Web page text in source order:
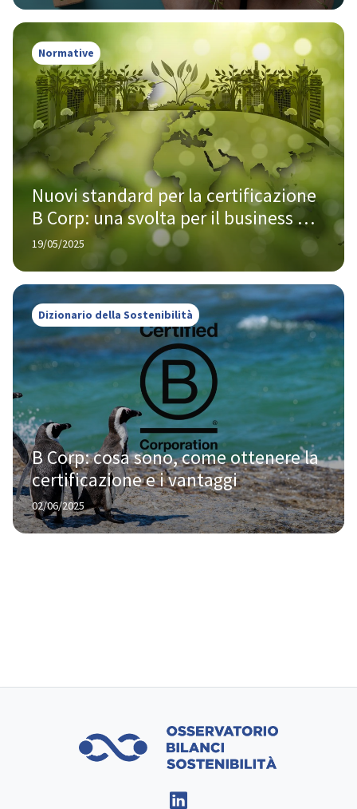
Normative
Nuovi standard per la certificazione
B Corp: una svolta per il business
responsabile
19/05/2025
Dizionario della Sostenibilità
B Corp: cosa sono, come ottenere la
certificazione e i vantaggi
02/06/2025